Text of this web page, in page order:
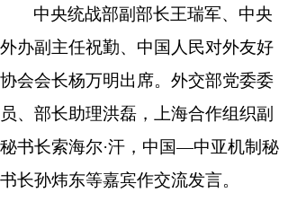
中央统战部副部长王瑞军、中央
外办副主任祝勤、中国人民对外友好
协会会长杨万明出席。外交部党委委
员、部长助理洪磊，上海合作组织副
秘书长索海尔·汗，中国—中亚机制秘
书长孙炜东等嘉宾作交流发言。